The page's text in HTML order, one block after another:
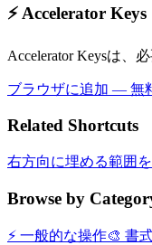
⚡ Accelerator Keys
Accelerator Keysは、
ブラウザに追加 — 無
Related Shortcuts
右方向に埋める範囲
Browse by
⚡ 一般的な操作🎨 書